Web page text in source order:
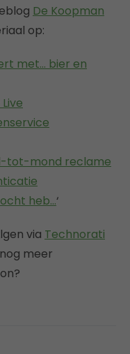
De Koopman
op:
met… bier en
tot-mond reclame
heb…‘
via Technorati
meer